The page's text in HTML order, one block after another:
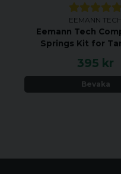
EEMANN TECH
Eemann Tech
Springs Kit for
395 kr
Bevaka